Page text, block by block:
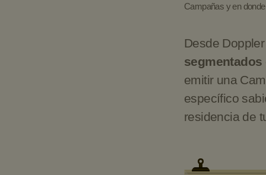
Campañas y en
Desde
emitir una
específico
residencia de